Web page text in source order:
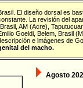
. El diseño dorsal es
La revisión del
AM (Acre),
Goeldi, Belem, Brasil
e imágenes de
del macho.
Agosto